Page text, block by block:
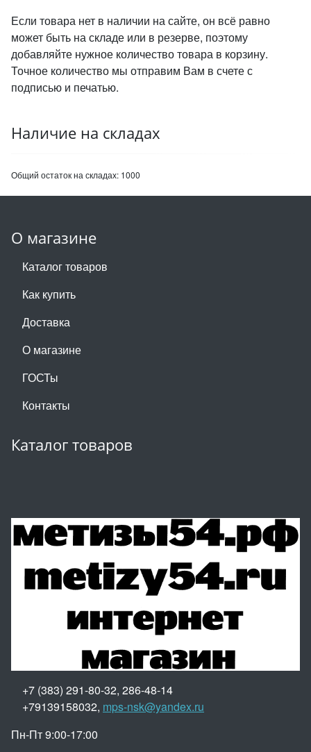
Если товара нет в наличии на сайте, он всё равно
может быть на складе или в резерве, поэтому
добавляйте нужное количество товара в корзину.
Точное количество мы отправим Вам в счете с
подписью и печатью.
Наличие на складах
Общий остаток на складах: 1000
О магазине
Каталог товаров
Как купить
Доставка
О магазине
ГОСТы
Контакты
Каталог товаров
+7 (383) 291-80-32, 286-48-14
+79139158032, mps-nsk@yandex.ru
Пн-Пт 9:00-17:00